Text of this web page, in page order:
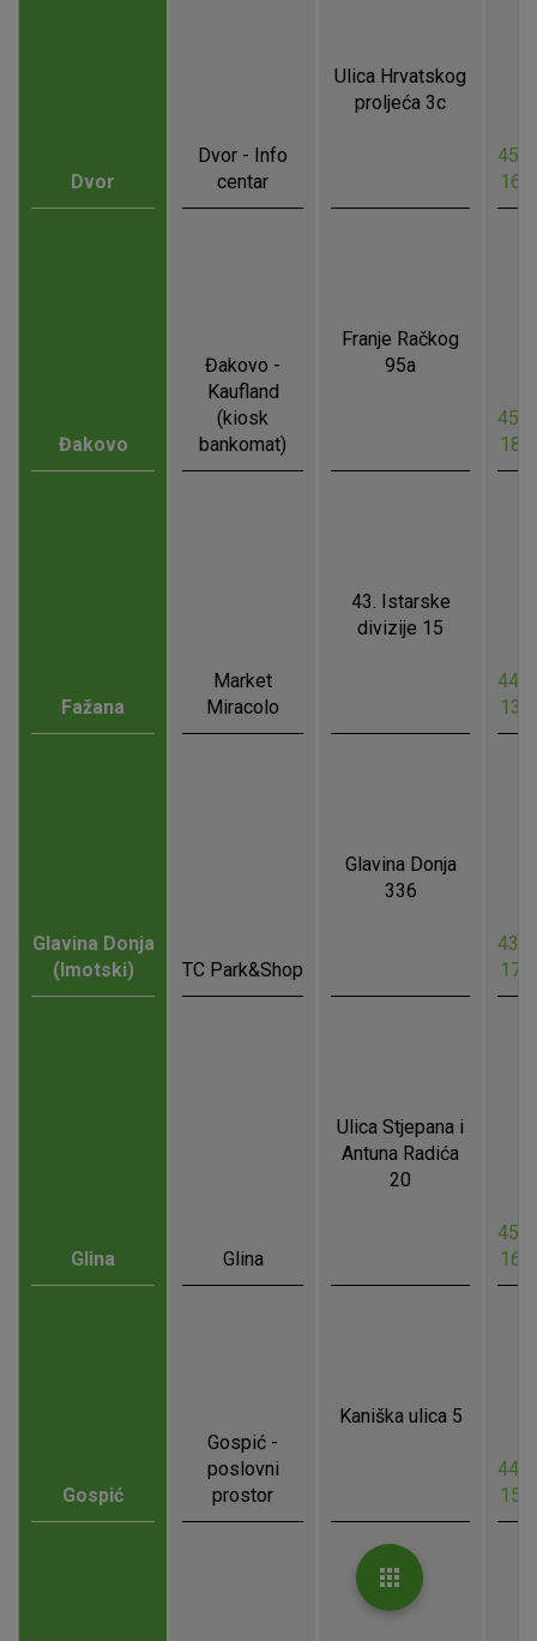
Dvor
Dvor - Info
centar
Ulica Hrvatskog
proljeća 3c
Đakovo
Đakovo -
Kaufland
(kiosk
bankomat)
Franje Račkog
95a
Fažana
Market
Miracolo
43. Istarske
divizije 15
Glavina Donja
(Imotski)
TC Park&Shop
Glavina Donja
336
Glina Glina
Ulica Stjepana i
Antuna Radića
20
Gospić
Gospić -
poslovni
prostor
Kaniška ulica 5